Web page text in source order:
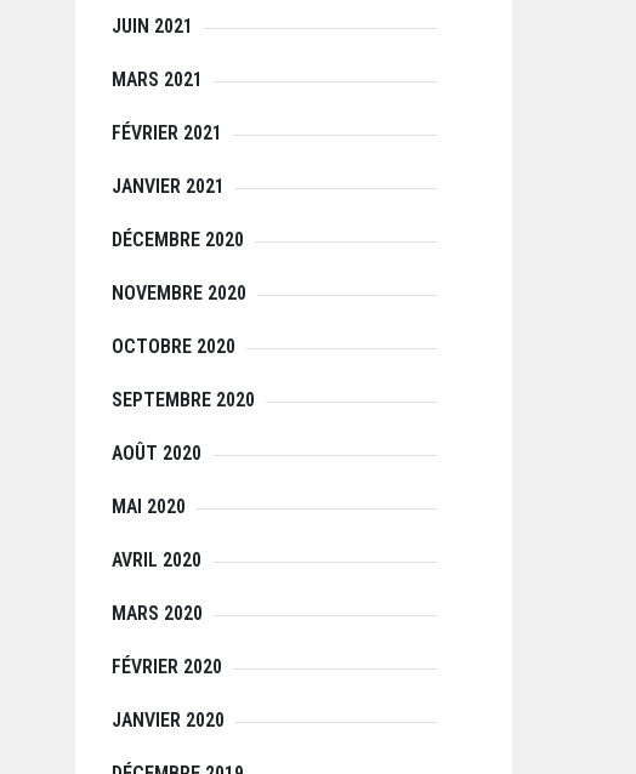
JUIN 2021
MARS 2021
FÉVRIER 2021
JANVIER 2021
DÉCEMBRE 2020
NOVEMBRE 2020
OCTOBRE 2020
SEPTEMBRE 2020
AOÛT 2020
MAI 2020
AVRIL 2020
MARS 2020
FÉVRIER 2020
JANVIER 2020